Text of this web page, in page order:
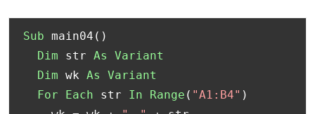
Sub main04 ()
Dim str As
Variant
Dim wk As
Variant
For
Each str In Range ( "A1:B4" )